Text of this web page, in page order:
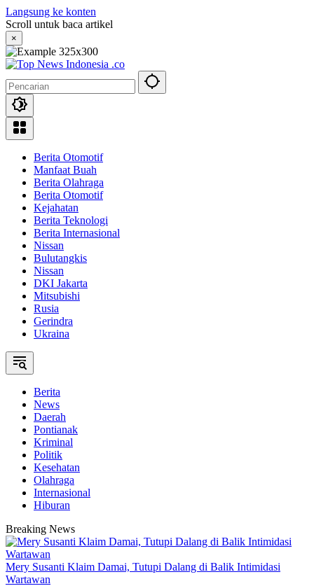
Langsung ke konten
Scroll untuk baca artikel
×
Berita Otomotif
Manfaat Buah
Berita Olahraga
Berita Otomotif
Kejahatan
Berita Teknologi
Berita Internasional
Nissan
Bulutangkis
Nissan
DKI Jakarta
Mitsubishi
Rusia
Gerindra
Ukraina
Berita
News
Daerah
Pontianak
Kriminal
Politik
Kesehatan
Olahraga
Internasional
Hiburan
Breaking News
Mery Susanti Klaim Damai, Tutupi Dalang di Balik Intimidasi
Wartawan